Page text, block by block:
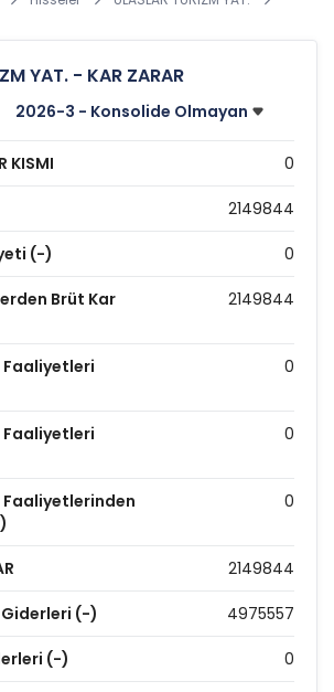
YAT. - KAR ZARAR
KISMI 0
2149844
(-) 0
Brüt Kar
2149844
Faaliyetleri
0
Faaliyetleri
0
Faaliyetlerinden
0
2149844
(-) 4975557
(-) 0